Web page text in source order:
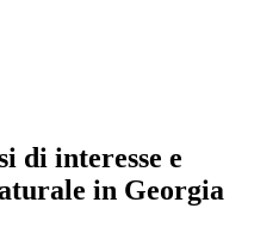
di interesse e
in Georgia